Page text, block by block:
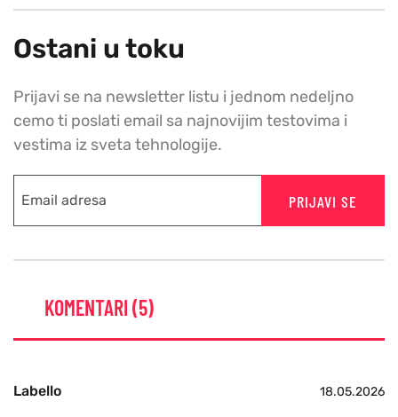
Ostani u toku
Prijavi se na newsletter listu i jednom nedeljno
cemo ti poslati email sa najnovijim testovima i
vestima iz sveta tehnologije.
PRIJAVI SE
KOMENTARI (5)
Labello 18.05.2026